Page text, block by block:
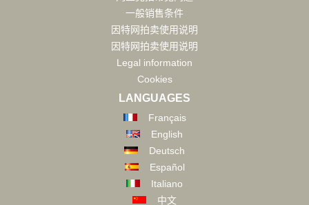
一般销售条件
因特网拍卖使用说明
因特网拍卖使用说明
Legal information
Cookies
LANGUAGES
Français
English
Deutsch
Español
Italiano
中文